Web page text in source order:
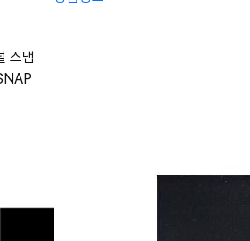
스냅